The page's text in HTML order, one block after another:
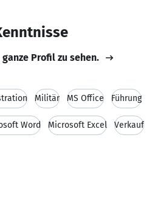
Profil zu sehen.
Militär MS Office Führung
Word Microsoft Excel Verkauf